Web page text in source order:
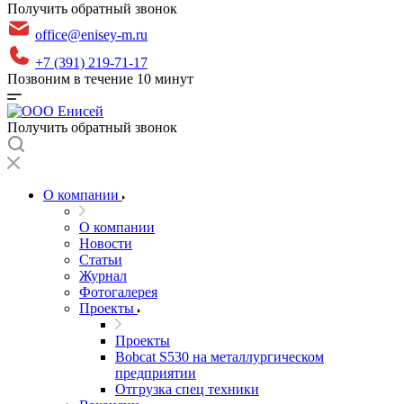
Получить обратный звонок
office@enisey-m.ru
+7 (391) 219-71-17
Позвоним в течение 10 минут
Получить обратный звонок
О компании
О компании
Новости
Статьи
Журнал
Фотогалерея
Проекты
Проекты
Bobcat S530 на металлургическом
предприятии
Отгрузка спец техники